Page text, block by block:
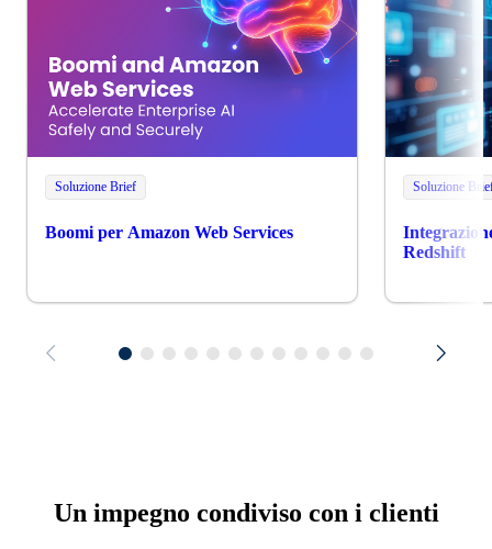
Soluzione Brief
Boomi per Amazon Web Services
Soluzione
Redshift
Un impegno condiviso con i clienti